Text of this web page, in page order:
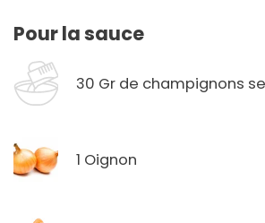
Pour la sauce
30 Gr de champignons
1 Oignon